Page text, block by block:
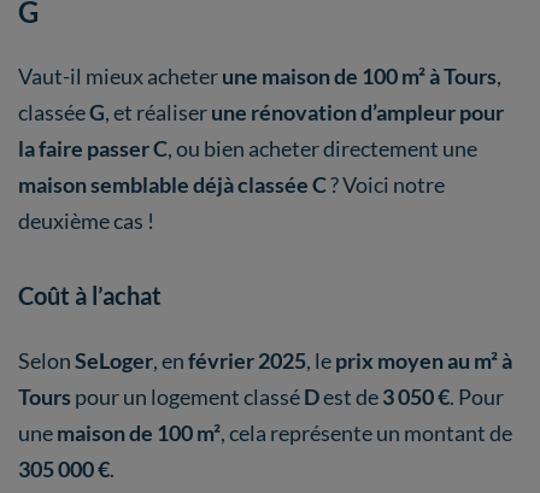
G
Vaut-il mieux acheterune maison de 100 m² à Tours,
classéeG, et réaliserune rénovation d’ampleur pour
la faire passer C, ou bien acheter directement une
maison semblable déjà classée C? Voici notre
deuxième cas !
Coût à l’achat
SelonSeLoger, enfévrier 2025, leprix moyen au m² à
Tours pour un logement classéDest de3 050 €. Pour
unemaison de 100 m², cela représente un montant de
305 000 €.